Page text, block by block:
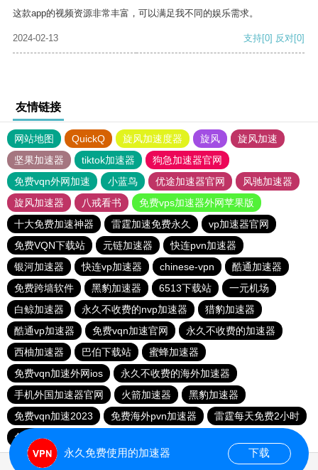
这款app的视频资源非常丰富，可以满足我不同的娱乐需求。
2024-02-13 支持[0] 反对[0]
友情链接
网站地图 QuickQ 旋风加速度器 旋风
旋风加速
坚果加速器
tiktok加速器
狗急加速器官网
免费vqn外网加速
小蓝鸟 优途加速器官网
风驰加速器
旋风加速器
八戒看书
免费vps加速器外网苹果版
十大免费加速神器
雷霆加速免费永久
vp加速器官网
免费VQN下载站
元链加速器
快连pvn加速器
银河加速器
快连vp加速器 chinese-vpn
酷通加速器
免费跨墙软件
黑豹加速器 6513下载站
一元机场
白鲸加速器
永久不收费的nvp加速器
猎豹加速器
酷通vp加速器
免费vqn加速官网
永久不收费的加速器
西柚加速器
巴伯下载站
蜜蜂加速器
免费vqn加速外网ios
永久不收费的海外加速器
手机外国加速器官网
火箭加速器
黑豹加速器
免费vqn加速2023
免费海外pvn加速器
雷霆每天免费2小时
免费vqn加速外网
永久免费使用的加速器 下载